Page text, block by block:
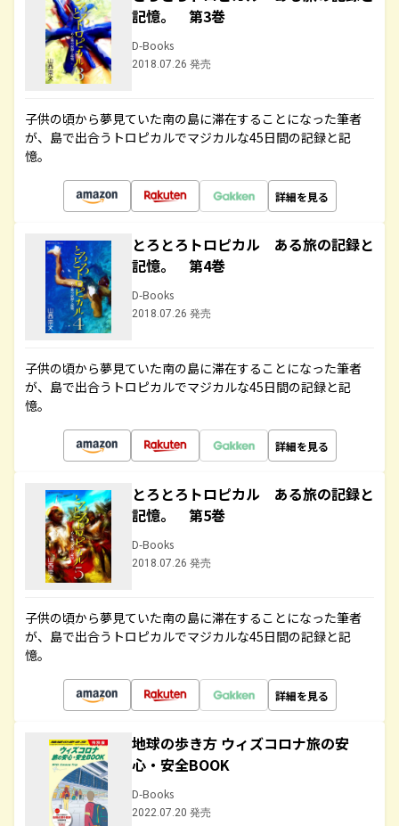
記憶。 第3巻
D-Books
2018.07.26 発売
子供の頃から夢見ていた南の島に滞在することになった筆者
が、島で出合うトロピカルでマジカルな45日間の記録と記
憶。
詳細を見る
とろとろトロピカル ある旅の記録と
記憶。 第4巻
D-Books
2018.07.26 発売
子供の頃から夢見ていた南の島に滞在することになった筆者
が、島で出合うトロピカルでマジカルな45日間の記録と記
憶。
詳細を見る
とろとろトロピカル ある旅の記録と
記憶。 第5巻
D-Books
2018.07.26 発売
子供の頃から夢見ていた南の島に滞在することになった筆者
が、島で出合うトロピカルでマジカルな45日間の記録と記
憶。
詳細を見る
地球の歩き方 ウィズコロナ旅の安
心・安全BOOK
D-Books
2022.07.20 発売